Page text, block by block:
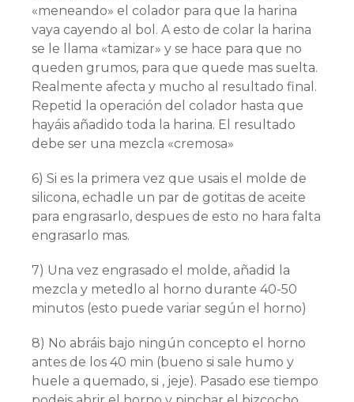
«meneando» el colador para que la harina
vaya cayendo al bol. A esto de colar la harina
se le llama «tamizar» y se hace para que no
queden grumos, para que quede mas suelta.
Realmente afecta y mucho al resultado final.
Repetid la operación del colador hasta que
hayáis añadido toda la harina. El resultado
debe ser una mezcla «cremosa»
6) Si es la primera vez que usais el molde de
silicona, echadle un par de gotitas de aceite
para engrasarlo, despues de esto no hara falta
engrasarlo mas.
7) Una vez engrasado el molde, añadid la
mezcla y metedlo al horno durante 40-50
minutos (esto puede variar según el horno)
8) No abráis bajo ningún concepto el horno
antes de los 40 min (bueno si sale humo y
huele a quemado, si , jeje). Pasado ese tiempo